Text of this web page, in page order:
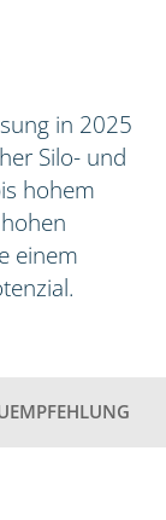
in 2025
Silo- und
hohem
einem